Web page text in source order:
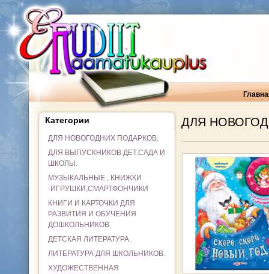
Категории
ДЛЯ НОВОГОДНИХ ПОДАРКОВ.
ДЛЯ ВЫПУСКНИКОВ ДЕТ.САДА И
ШКОЛЫ.
МУЗЫКАЛЬНЫЕ , КНИЖКИ
-ИГРУШКИ,СМАРТФОНЧИКИ
КНИГИ И КАРТОЧКИ ДЛЯ
РАЗВИТИЯ И ОБУЧЕНИЯ
ДОШКОЛЬНИКОВ.
ДЕТСКАЯ ЛИТЕРАТУРА.
ЛИТЕРАТУРА ДЛЯ ШКОЛЬНИКОВ.
ХУДОЖЕСТВЕННАЯ
ДЛЯ